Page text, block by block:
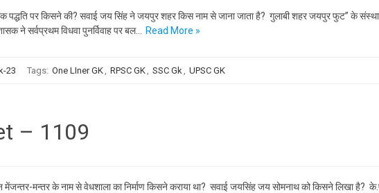
पद्धति पर किसने की? सवाई जय सिंह ने जयपुर शहर किस नाम से जाना जाता है? गुलाबी शहर जयपुर फुट” के
ने सर्वप्रथम विधवा पुनर्विवाह पर बल…
Read More »
23 Tags: One LIner GK, RPSC GK, SSC Gk, UPSC GK
– 1109
मेंजन्तर-मन्तर के नाम से वेधशाला का निर्माण किसने कराया था? सवाई जयसिंह जय सोमनाथ को किसने लिखा है?